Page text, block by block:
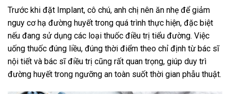
Trước khi đặt Implant, cô chú, anh chị nên ăn nhẹ để giảm
nguy cơ hạ đường huyết trong quá trình thực hiện, đặc biệt
nếu đang sử dụng các loại thuốc điều trị tiểu đường. Việc
uống thuốc đúng liều, đúng thời điểm theo chỉ định từ bác sĩ
nội tiết và bác sĩ điều trị cũng rất quan trọng, giúp duy trì
đường huyết trong ngưỡng an toàn suốt thời gian phẫu thuật.